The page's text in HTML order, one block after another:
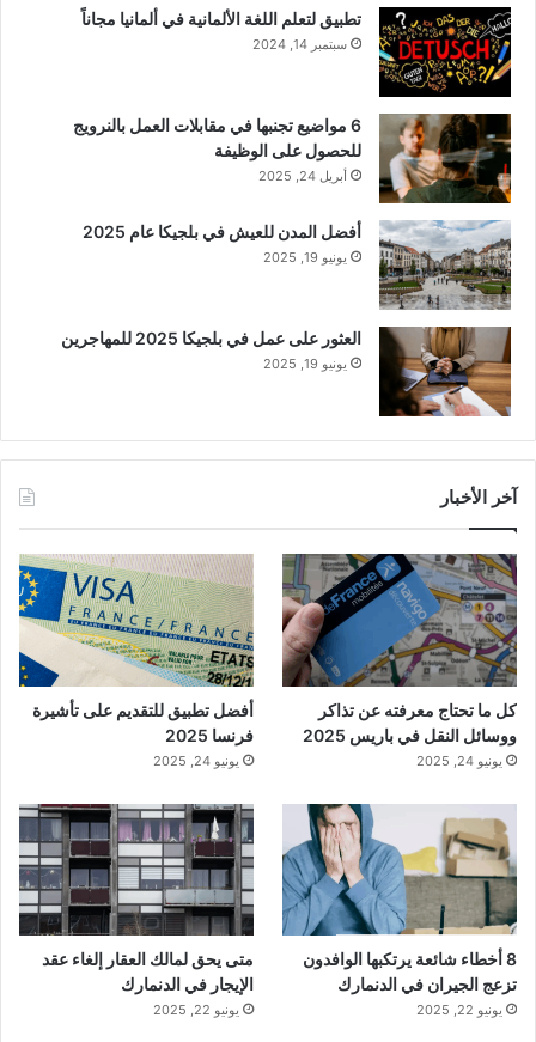
تطبيق لتعلم اللغة الألمانية في ألمانيا مجاناً
سبتمبر 14, 2024
6 مواضيع تجنبها في مقابلات العمل بالنرويج
للحصول على الوظيفة
أبريل 24, 2025
أفضل المدن للعيش في بلجيكا عام 2025
يونيو 19, 2025
العثور على عمل في بلجيكا 2025 للمهاجرين
يونيو 19, 2025
آخر الأخبار
كل ما تحتاج معرفته عن تذاكر
ووسائل النقل في باريس 2025
يونيو 24, 2025
أفضل تطبيق للتقديم على تأشيرة
فرنسا 2025
يونيو 24, 2025
8 أخطاء شائعة يرتكبها الوافدون
تزعج الجيران في الدنمارك
يونيو 22, 2025
متى يحق لمالك العقار إلغاء عقد
الإيجار في الدنمارك
يونيو 22, 2025